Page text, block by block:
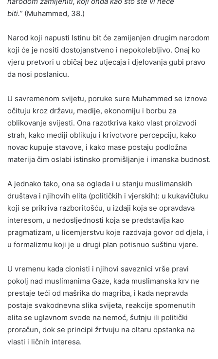
biti.” (Muhammed, 38.)
Narod koji napusti Istinu bit će zamijenjen drugim narodom
koji će je nositi dostojanstveno i nepokolebljivo. Onaj ko
vjeru pretvori u običaj bez utjecaja i djelovanja gubi pravo
da nosi poslanicu.
U savremenom svijetu, poruke sure Muhammed se iznova
očituju kroz državu, medije, ekonomiju i borbu za
oblikovanje svijesti. Ona razotkriva kako vlast proizvodi
strah, kako mediji oblikuju i krivotvore percepciju, kako
novac kupuje stavove, i kako mase postaju podložna
materija čim oslabi istinsko promišljanje i imanska budnost.
A jednako tako, ona se ogleda i u stanju muslimanskih
društava i njihovih elita (političkih i vjerskih): u kukavičluku
koji se prikriva razboritošću, u izdaji koja se opravdava
interesom, u nedosljednosti koja se predstavlja kao
pragmatizam, u licemjerstvu koje razdvaja govor od djela, i
u formalizmu koji je u drugi plan potisnuo suštinu vjere.
U vremenu kada cionisti i njihovi saveznici vrše pravi
pokolj nad muslimanima Gaze, kada muslimanska krv ne
prestaje teći od mašrika do magriba, i kada nepravda
postaje svakodnevna slika svijeta, reakcije spomenutih
elita se uglavnom svode na nemoć, šutnju ili politički
proračun, dok se principi žrtvuju na oltaru opstanka na
vlasti i ličnih interesa.